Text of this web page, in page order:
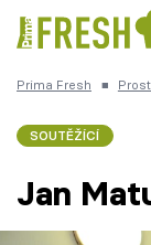
Česká kuchyně
Prima Fresh ■
SOUTĚŽÍCÍ
Jan